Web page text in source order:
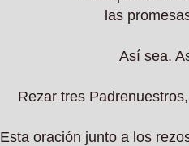
las
Así sea.
Rezar tres
Esta oración junto a los